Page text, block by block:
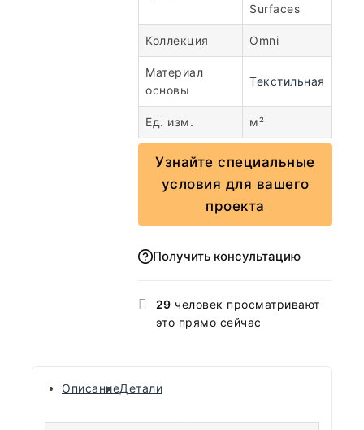
Surfaces
Коллекция Omni
Материал
основы
Текстильная
Ед. изм. м²
Узнайте специальные
условия для вашего
проекта
Получить консультацию
29 человек просматривают
это прямо сейчас
ОписаниеДетали